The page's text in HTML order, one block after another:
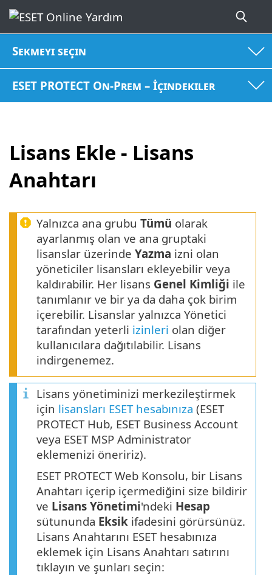
Sekmeyi seçin
ESET PROTECT On-Prem – İçindekiler
Lisans Ekle - Lisans
Anahtarı
Yalnızca ana grubu Tümü olarak
ayarlanmış olan ve ana gruptaki
lisanslar üzerinde Yazma izni olan
yöneticiler lisansları ekleyebilir veya
kaldırabilir. Her lisans Genel Kimliği ile
tanımlanır ve bir ya da daha çok birim
içerebilir. Lisanslar yalnızca Yönetici
tarafından yeterli izinleri olan diğer
kullanıcılara dağıtılabilir. Lisans
indirgenemez.
Lisans yönetiminizi merkezileştirmek
için lisansları ESET hesabınıza (ESET
PROTECT Hub, ESET Business Account
veya ESET MSP Administrator
eklemenizi öneririz).
ESET PROTECT Web Konsolu, bir Lisans
Anahtarı içerip içermediğini size bildirir
ve Lisans Yönetimi'ndeki Hesap
sütununda Eksik ifadesini görürsünüz.
Lisans Anahtarını ESET hesabınıza
eklemek için Lisans Anahtarı satırını
tıklayın ve şunları seçin: